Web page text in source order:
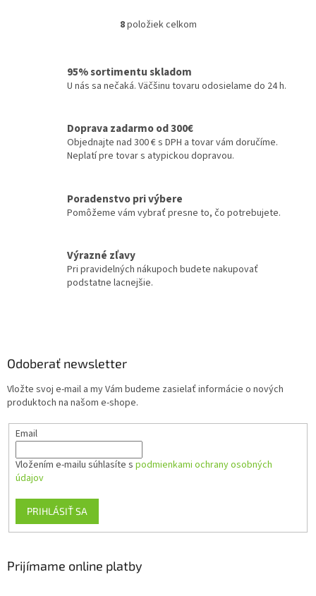
O
á
d
i
e
p
r
k
y
v
s
8položiek celkom
95% sortimentu skladom
U nás sa nečaká. Väčšinu tovaru odosielame do 24 h.
Doprava zadarmo od 300€
Objednajte nad 300 € s DPH a tovar vám doručíme.
Neplatí pre tovar s atypickou dopravou.
Poradenstvo pri výbere
Pomôžeme vám vybrať presne to, čo potrebujete.
Výrazné zľavy
Pri pravidelných nákupoch budete nakupovať
podstatne lacnejšie.
Odoberať newsletter
Vložte svoj e-mail a my Vám budeme zasielať informácie o nových
produktoch na našom e-shope.
Email
Vložením e-mailu súhlasíte s podmienkami ochrany osobných
údajov
PRIHLÁSIŤ SA
Prijímame online platby